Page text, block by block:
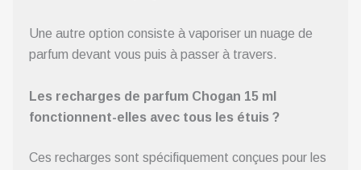
Une autre option consiste à vaporiser un nuage de
parfum devant vous puis à passer à travers.
Les recharges de parfum Chogan 15 ml
fonctionnent-elles avec tous les étuis ?
Ces recharges sont spécifiquement conçues pour les